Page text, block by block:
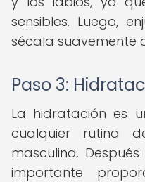
sensibles. Luego,
sécala suavemente
Paso 3:
La hidratación es
cualquier rutina
masculina.
importante